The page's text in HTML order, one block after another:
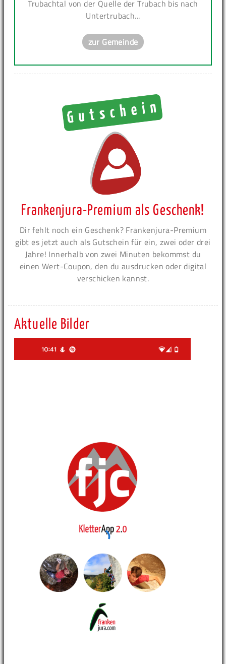
Trubachtal von der Quelle der Trubach bis nach
Untertrubach...
zur Gemeinde
Frankenjura-Premium als Geschenk!
Dir fehlt noch ein Geschenk? Frankenjura-Premium
gibt es jetzt auch als Gutschein für ein, zwei oder drei
Jahre! Innerhalb von zwei Minuten bekommst du
einen Wert-Coupon, den du ausdrucken oder digital
verschicken kannst.
Aktuelle Bilder